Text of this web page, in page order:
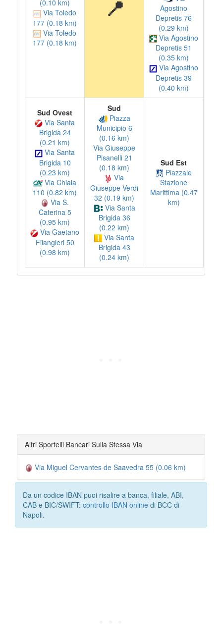
(0.10 km)
Via Toledo
177 (0.18 km)
Via Toledo
177 (0.18 km)
📍
Agostino
Depretis 76
(0.29 km)
Via Agostino
Depretis 51
(0.35 km)
Via Agostino
Depretis 39
(0.40 km)
Sud Ovest
Via Santa
Brigida 24
(0.21 km)
Via Santa
Brigida 10
(0.23 km)
Via Chiaia
110 (0.82 km)
Via S.
Caterina 5
(0.95 km)
Via Gaetano
Filangieri 50
(0.98 km)
Sud
Piazza
Municipio 6
(0.16 km)
Via Giuseppe
Pisanelli 21
(0.18 km)
Via
Giuseppe Verdi
32 (0.19 km)
Via Santa
Brigida 36
(0.22 km)
Via Santa
Brigida 43
(0.24 km)
Sud Est
Piazzale
Stazione
Marittima (0.47
km)
Altri Sportelli Bancari Sulla Stessa Via
Via Miguel Cervantes de Saavedra 55 (0.06 km)
Da un codice IBAN puoi risalire a banca, filiale, ABI,
CAB e BIC/SWIFT: controllo IBAN online di BCC di
Napoli.